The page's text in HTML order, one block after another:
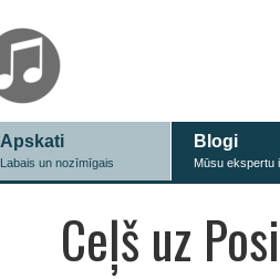
Apskati
Labais un nozīmīgais
Blogi
Mūsu ekspertu
Ceļš uz